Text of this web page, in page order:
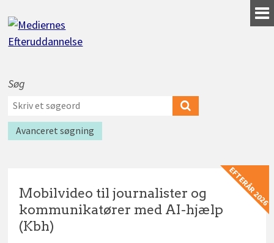
til
indhold
Søg
efter
kurser
Værktøjer
til
Søg
Søg
kurser
Avanceret søgning
Mobilvideo til journalister og
kommunikatører med AI-hjælp
(Kbh)
EFTERÅR 2026